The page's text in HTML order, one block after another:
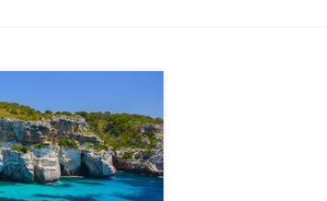
wyraźnie wyjaśniło tę
I mamy dla ciebie dobrą